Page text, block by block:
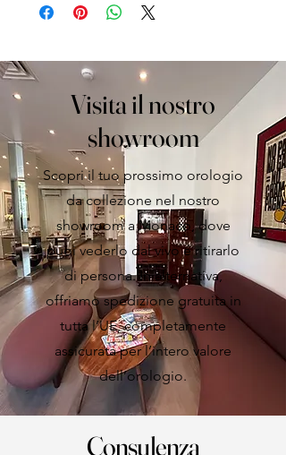
Visita il nostro
showroom
Scopri il tuo prossimo orologio
da collezione nel nostro
showroom a Monaco, dove
puoi vederlo dal vivo e ritirarlo
di persona. In alternativa,
offriamo spedizione gratuita in
tutta l’UE, completamente
assicurata per l’intero valore
dell’orologio.
Consulenza